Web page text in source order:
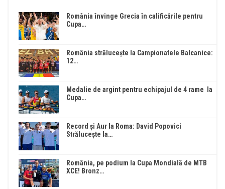
România învinge Grecia în calificările pentru
Cupa…
România strălucește la Campionatele Balcanice:
12…
Medalie de argint pentru echipajul de 4 rame la
Cupa…
Record și Aur la Roma: David Popovici
Strălucește la…
România, pe podium la Cupa Mondială de MTB
XCE! Bronz…